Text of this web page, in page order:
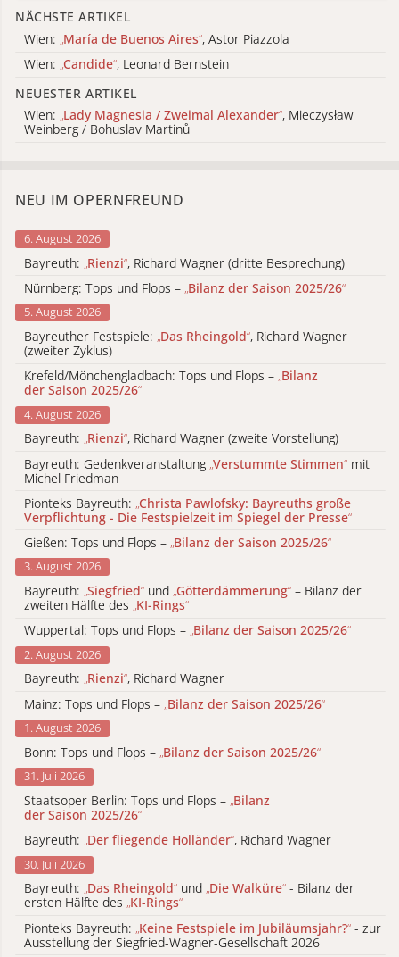
NÄCHSTE ARTIKEL
Wien: „María de Buenos Aires“, Astor Piazzola
Wien: „Candide“, Leonard Bernstein
NEUESTER ARTIKEL
Wien: „Lady Magnesia / Zweimal Alexander“, Mieczysław
Weinberg / Bohuslav Martinů
NEU IM OPERNFREUND
6. August 2026
Bayreuth: „Rienzi“, Richard Wagner (dritte Besprechung)
Nürnberg: Tops und Flops – „Bilanz der Saison 2025/26“
5. August 2026
Bayreuther Festspiele: „Das Rheingold“, Richard Wagner
(zweiter Zyklus)
Krefeld/Mönchengladbach: Tops und Flops – „Bilanz
der Saison 2025/26“
4. August 2026
Bayreuth: „Rienzi“, Richard Wagner (zweite Vorstellung)
Bayreuth: Gedenkveranstaltung „Verstummte Stimmen“ mit
Michel Friedman
Pionteks Bayreuth: „Christa Pawlofsky: Bayreuths große
Verpflichtung - Die Festspielzeit im Spiegel der Presse“
Gießen: Tops und Flops – „Bilanz der Saison 2025/26“
3. August 2026
Bayreuth: „Siegfried“ und „Götterdämmerung“ – Bilanz der
zweiten Hälfte des „KI-Rings“
Wuppertal: Tops und Flops – „Bilanz der Saison 2025/26“
2. August 2026
Bayreuth: „Rienzi“, Richard Wagner
Mainz: Tops und Flops – „Bilanz der Saison 2025/26“
1. August 2026
Bonn: Tops und Flops – „Bilanz der Saison 2025/26“
31. Juli 2026
Staatsoper Berlin: Tops und Flops – „Bilanz
der Saison 2025/26“
Bayreuth: „Der fliegende Holländer“, Richard Wagner
30. Juli 2026
Bayreuth: „Das Rheingold“ und „Die Walküre“ - Bilanz der
ersten Hälfte des „KI-Rings“
Pionteks Bayreuth: „Keine Festspiele im Jubiläumsjahr?“ - zur
Ausstellung der Siegfried-Wagner-Gesellschaft 2026